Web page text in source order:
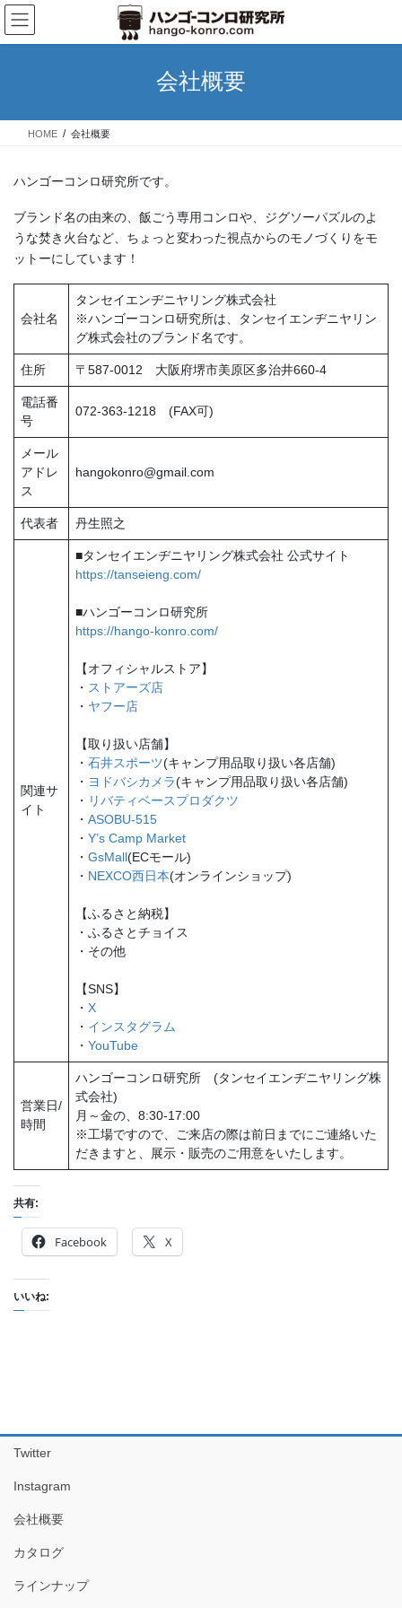
コ
ン
テ
ス
ナ
ビ
ゲ
ン
会社概要
HOME 会社概要
ハンゴーコンロ研究所です。
ブランド名の由来の、飯ごう専用コンロや、ジグソーパズルのよ
うな焚き火台など、ちょっと変わった視点からのモノづくりをモ
ットーにしています！
会社名
タンセイエンヂニヤリング株式会社
※ハンゴーコンロ研究所は、タンセイエンヂニヤリン
グ株式会社のブランド名です。
住所 〒587-0012 大阪府堺市美原区多治井660-4
電話番
号
072-363-1218 (FAX可)
メール
アドレ
ス
hangokonro@gmail.com
代表者 丹生照之
関連サ
イト
■タンセイエンヂニヤリング株式会社 公式サイト
https://tanseieng.com/
■ハンゴーコンロ研究所
https://hango-konro.com/
【オフィシャルストア】
・ ストアーズ店
・ ヤフー店
【取り扱い店舗】
・ 石井スポーツ(キャンプ用品取り扱い各店舗)
・ ヨドバシカメラ(キャンプ用品取り扱い各店舗)
・ リバティベースプロダクツ
・ ASOBU-515
・ Y’s Camp Market
・ GsMall(ECモール)
・ NEXCO西日本(オンラインショップ)
【ふるさと納税】
・ふるさとチョイス
・その他
【SNS】
・ X
・ インスタグラム
・ YouTube
営業日/
時間
ハンゴーコンロ研究所 (タンセイエンヂニヤリング株
式会社)
月～金の、8:30-17:00
※工場ですので、ご来店の際は前日までにご連絡いた
だきますと、展示・販売のご用意をいたします。
共有:
Facebook X
いいね:
Twitter
Instagram
会社概要
カタログ
ラインナップ